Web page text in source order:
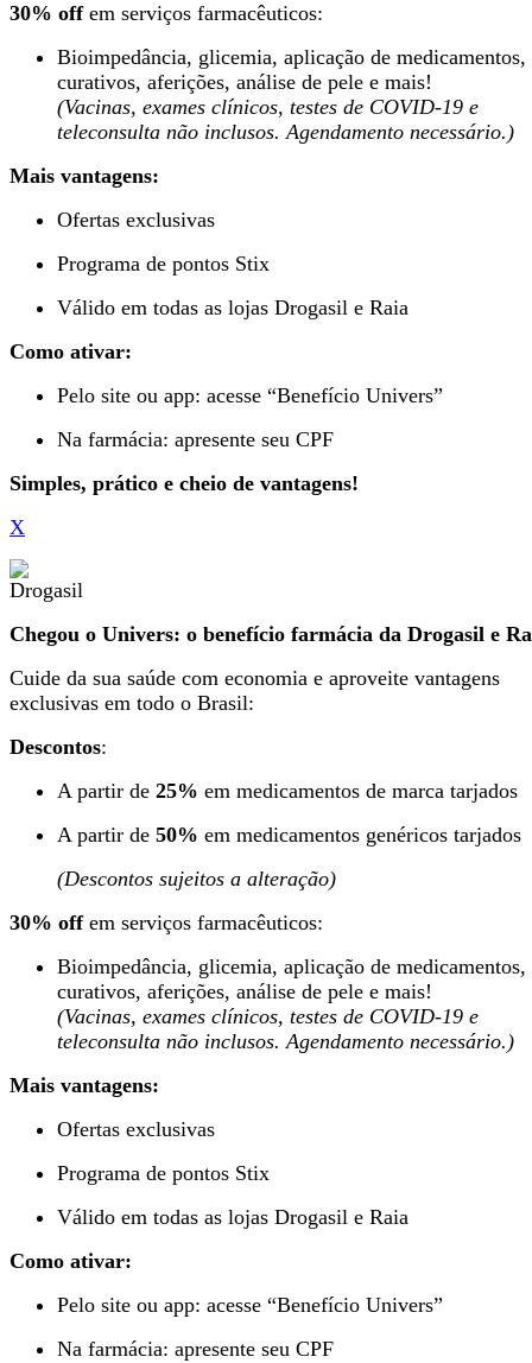
30% offem serviços farmacêuticos:
Bioimpedância, glicemia, aplicação de medicamentos,
curativos, aferições, análise de pele e mais!
(Vacinas, exames clínicos, testes de COVID-19 e
teleconsulta não inclusos. Agendamento necessário.)
Mais vantagens:
Ofertas exclusivas
Programa de pontos Stix
Válido em todas as lojas Drogasil e Raia
Como ativar:
Pelo site ou app: acesse “Benefício Univers”
Na farmácia: apresente seu CPF
Simples, prático e cheio de vantagens!
X
Chegou o Univers: o benefício farmácia da Drogasil e
Cuide da sua saúde com economia e aproveite vantagens
exclusivas em todo o Brasil:
Descontos:
A partir de 25% em medicamentos de marca tarjados
A partir de 50% em medicamentos genéricos tarjados
(Descontos sujeitos a alteração)
30% offem serviços farmacêuticos:
Bioimpedância, glicemia, aplicação de medicamentos,
curativos, aferições, análise de pele e mais!
(Vacinas, exames clínicos, testes de COVID-19 e
teleconsulta não inclusos. Agendamento necessário.)
Mais vantagens:
Ofertas exclusivas
Programa de pontos Stix
Válido em todas as lojas Drogasil e Raia
Como ativar:
Pelo site ou app: acesse “Benefício Univers”
Na farmácia: apresente seu CPF